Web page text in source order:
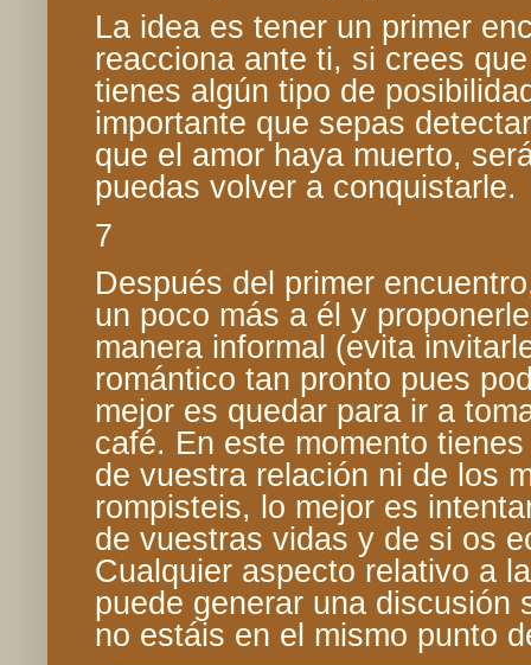
La idea es tener un primer
reacciona ante ti, si crees
tienes algún tipo de
importante que sepas
que el amor haya muerto,
puedas volver a conquistarle.
7
Después del primer
un poco más a él y
manera informal (evita
romántico tan pronto pues
mejor es quedar para ir a
café. En este momento
de vuestra relación ni de los
rompisteis, lo mejor es
de vuestras vidas y de si os
Cualquier aspecto relativo a
puede generar una discusión
no estáis en el mismo punto